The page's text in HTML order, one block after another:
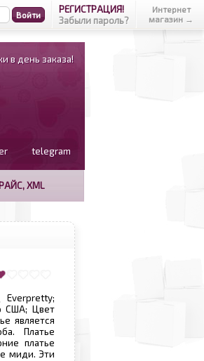
РЕГИСТРАЦИЯ!
Забыли пароль?
Интернет
магазин →
в день заказа!
telegram
XML
США; Цвет
является
Платье
платье
миди. Эти